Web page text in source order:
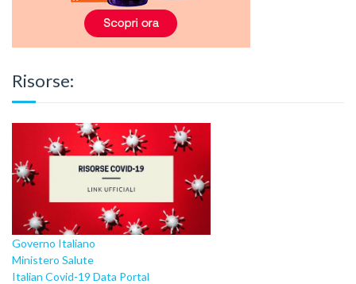
Risorse:
Governo Italiano
Ministero Salute
Italian Covid-19 Data Portal